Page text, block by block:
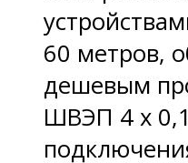
60 метров,
дешевым
ШВЭП 4 х